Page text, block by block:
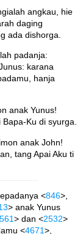
angkau, hie
daging
ada dishorga.
padanja:
karana
hanja
anak Yunus!
Ku di syurga.
anak John!
tang Apai Aku ti
<846>,
> anak Yunus
> dan <2532>
<4671>,